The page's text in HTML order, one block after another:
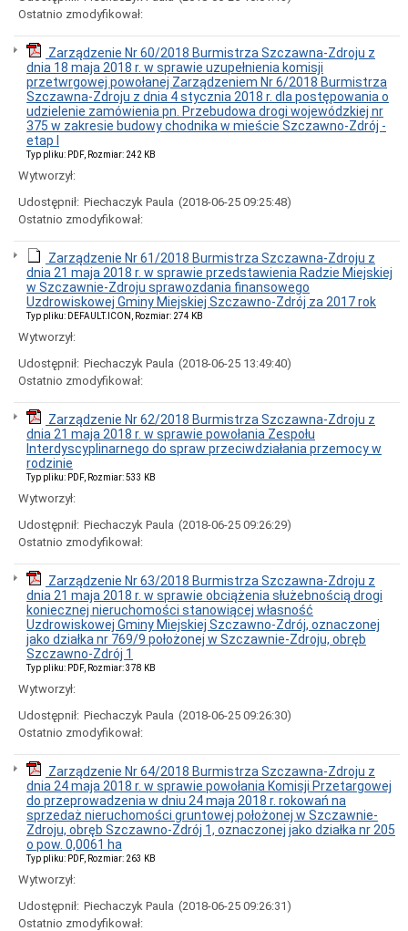
Ostatnio zmodyfikował:
Zarządzenie Nr 60/2018 Burmistrza Szczawna-Zdroju z
dnia 18 maja 2018 r. w sprawie uzupełnienia komisji
przetwrgowej powołanej Zarządzeniem Nr 6/2018 Burmistrza
Szczawna-Zdroju z dnia 4 stycznia 2018 r. dla postępowania o
udzielenie zamówienia pn. Przebudowa drogi wojewódzkiej nr
375 w zakresie budowy chodnika w mieście Szczawno-Zdrój -
etap I
Typ pliku: PDF, Rozmiar: 242 KB
Wytworzył:
Udostępnił: Piechaczyk Paula (2018-06-25 09:25:48)
Ostatnio zmodyfikował:
Zarządzenie Nr 61/2018 Burmistrza Szczawna-Zdroju z
dnia 21 maja 2018 r. w sprawie przedstawienia Radzie Miejskiej
w Szczawnie-Zdroju sprawozdania finansowego
Uzdrowiskowej Gminy Miejskiej Szczawno-Zdrój za 2017 rok
Typ pliku: DEFAULT.ICON, Rozmiar: 274 KB
Wytworzył:
Udostępnił: Piechaczyk Paula (2018-06-25 13:49:40)
Ostatnio zmodyfikował:
Zarządzenie Nr 62/2018 Burmistrza Szczawna-Zdroju z
dnia 21 maja 2018 r. w sprawie powołania Zespołu
Interdyscyplinarnego do spraw przeciwdziałania przemocy w
rodzinie
Typ pliku: PDF, Rozmiar: 533 KB
Wytworzył:
Udostępnił: Piechaczyk Paula (2018-06-25 09:26:29)
Ostatnio zmodyfikował:
Zarządzenie Nr 63/2018 Burmistrza Szczawna-Zdroju z
dnia 21 maja 2018 r. w sprawie obciążenia służebnością drogi
koniecznej nieruchomości stanowiącej własność
Uzdrowiskowej Gminy Miejskiej Szczawno-Zdrój, oznaczonej
jako działka nr 769/9 położonej w Szczawnie-Zdroju, obręb
Szczawno-Zdrój 1
Typ pliku: PDF, Rozmiar: 378 KB
Wytworzył:
Udostępnił: Piechaczyk Paula (2018-06-25 09:26:30)
Ostatnio zmodyfikował:
Zarządzenie Nr 64/2018 Burmistrza Szczawna-Zdroju z
dnia 24 maja 2018 r. w sprawie powołania Komisji Przetargowej
do przeprowadzenia w dniu 24 maja 2018 r. rokowań na
sprzedaż nieruchomości gruntowej położonej w Szczawnie-
Zdroju, obręb Szczawno-Zdrój 1, oznaczonej jako działka nr 205
o pow. 0,0061 ha
Typ pliku: PDF, Rozmiar: 263 KB
Wytworzył:
Udostępnił: Piechaczyk Paula (2018-06-25 09:26:31)
Ostatnio zmodyfikował: